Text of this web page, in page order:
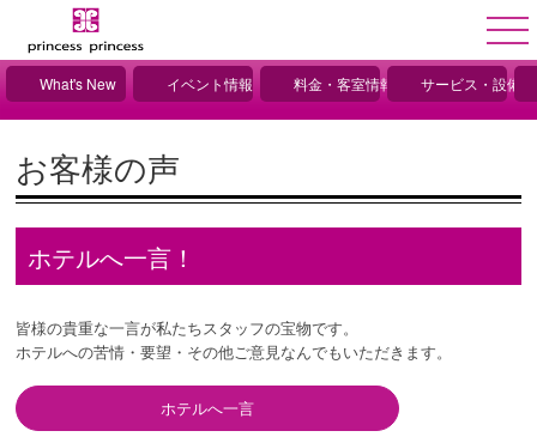
What's New イベント情報 料金・客室情報 サービス・設備
お客様の声
ホテルへ一言！
皆様の貴重な一言が私たちスタッフの宝物です。
ホテルへの苦情・要望・その他ご意見なんでもいただきます。
ホテルへ一言